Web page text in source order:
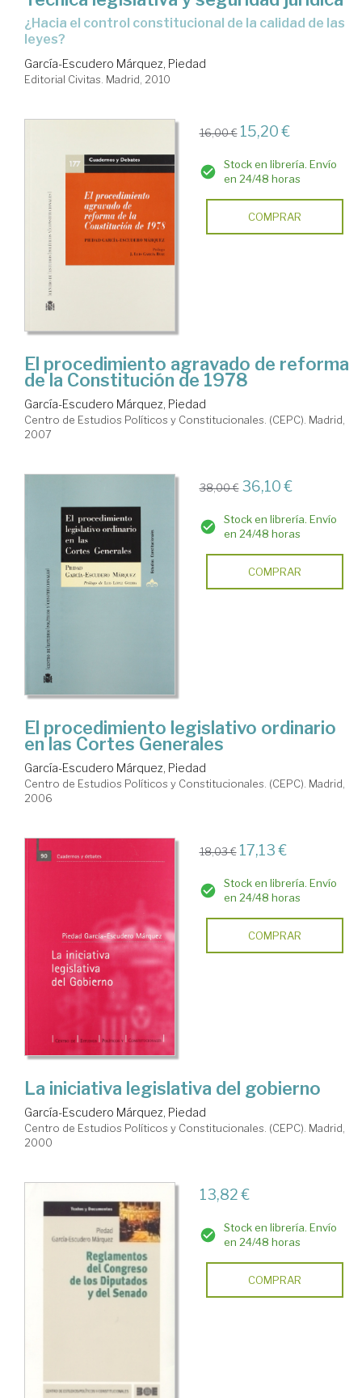
¿hacia el control constitucional de la calidad de las
leyes?
García-Escudero Márquez, Piedad
Editorial Civitas. Madrid, 2010
16,00 € 15,20 €
Stock en librería. Envío
en 24/48 horas
COMPRAR
El procedimiento agravado de reforma
de la Constitución de 1978
García-Escudero Márquez, Piedad
Centro de Estudios Políticos y Constitucionales. (CEPC). Madrid,
2007
38,00 € 36,10 €
Stock en librería. Envío
en 24/48 horas
COMPRAR
El procedimiento legislativo ordinario
en las Cortes Generales
García-Escudero Márquez, Piedad
Centro de Estudios Políticos y Constitucionales. (CEPC). Madrid,
2006
18,03 € 17,13 €
Stock en librería. Envío
en 24/48 horas
COMPRAR
La iniciativa legislativa del gobierno
García-Escudero Márquez, Piedad
Centro de Estudios Políticos y Constitucionales. (CEPC). Madrid,
2000
13,82 €
Stock en librería. Envío
en 24/48 horas
COMPRAR